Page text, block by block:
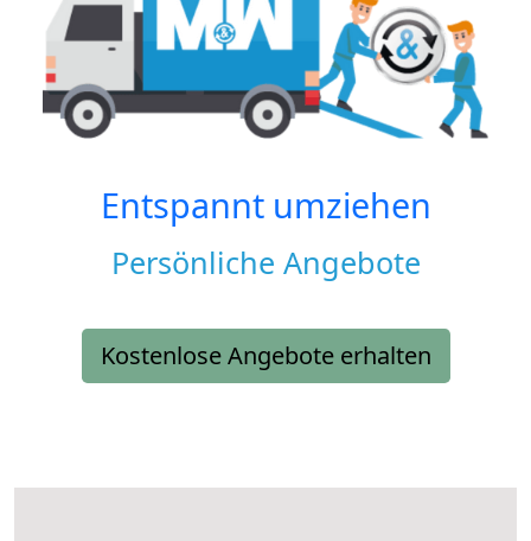
Entspannt umziehen
Persönliche Angebote
Kostenlose Angebote erhalten